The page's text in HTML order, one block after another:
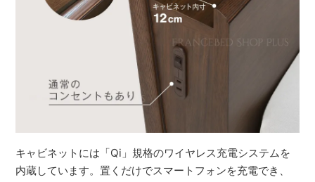
キャビネットには「Qi」規格のワイヤレス充電システムを
内蔵しています。置くだけでスマートフォンを充電でき、